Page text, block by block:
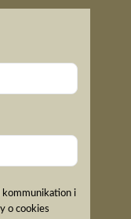
kommunikation i
o cookies